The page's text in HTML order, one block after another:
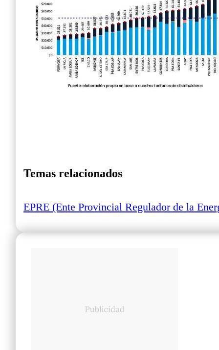
Temas relacionados
EPRE (Ente Provincial Regulador de la